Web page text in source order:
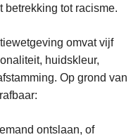
betrekking tot racisme.
omvat vijf
huidskleur,
Op grond van
ontslaan, of